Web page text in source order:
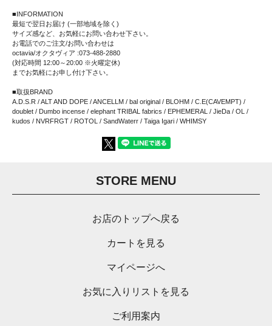
■INFORMATION
最短で翌日お届け (一部地域を除く)
サイズ感など、お気軽にお問い合わせ下さい。
お電話でのご注文/お問い合わせは
octavia/オクタヴィア :073-488-2880
(対応時間 12:00～20:00 ※火曜定休)
までお気軽にお申し付け下さい。
■取扱BRAND
A.D.S.R / ALT AND DOPE / ANCELLM / bal original / BLOHM / C.E(CAVEMPT) /
doublet / Dumbo incense / elephant TRIBAL fabrics / EPHEMERAL / JieDa / OL /
kudos / NVRFRGT / ROTOL / SandWaterr / Taiga Igari / WHIMSY
STORE MENU
お店のトップへ戻る
カートを見る
マイページへ
お気に入りリストを見る
ご利用案内